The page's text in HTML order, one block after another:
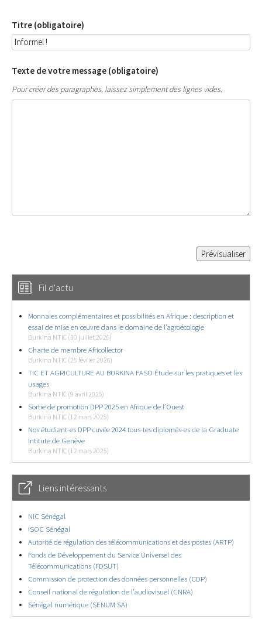
Titre (obligatoire)
Texte de votre message (obligatoire)
Pour créer des paragraphes, laissez simplement des lignes vides.
Fil d'actu
Monnaies complémentaires et possibilités en Afrique : description et
essai de mise en œuvre dans le domaine de l’agroécologie
Burkina NTIC (30 juillet 2026)
Charte de membre Africollector
Burkina NTIC (25 février 2026)
TIC ET AGRICULTURE AU BURKINA FASO Étude sur les pratiques et les
usages
Burkina NTIC (9 avril 2025)
Sortie de promotion DPP 2025 en Afrique de l’Ouest
Burkina NTIC (12 mars 2025)
Nos étudiant-es DPP cuvée 2024 tous-tes diplomés-es de la Graduate
Intitute de Genève
Burkina NTIC (12 mars 2025)
Liens intéressants
NIC Sénégal
ISOC Sénégal
Autorité de régulation des télécommunications et des postes (ARTP)
Fonds de Développement du Service Universel des
Télécommunications (FDSUT)
Commission de protection des données personnelles (CDP)
Conseil national de régulation de l’audiovisuel (CNRA)
Sénégal numérique (SENUM SA)